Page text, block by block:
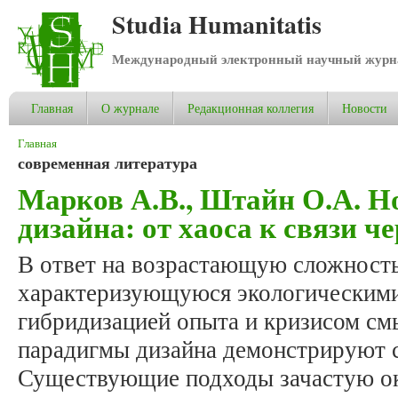
Studia Humanitatis
Международный электронный научный
Главная О журнале Редакционная коллегия Новости
Вы здесь
Главная
современная литература
Марков А.В., Штайн О.А.
дизайна: от хаоса к связи
В ответ на возрастающую
характеризующуюся
гибридизацией опыта и кризисом
парадигмы дизайна демонстрируют
Существующие подходы зачастую